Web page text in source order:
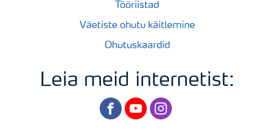
Tööriistad
Väetiste ohutu käitlemine
Ohutuskaardid
Leia meid internetist:
facebookyoutubeinstagram